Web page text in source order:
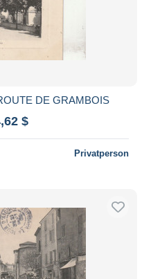
DE GRAMBOIS
$
Privatperson